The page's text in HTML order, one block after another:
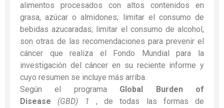
alimentos procesados con altos contenidos en
grasa, azúcar o almidones; limitar el consumo de
bebidas azucaradas; limitar el consumo de alcohol,
son otras de las recomendaciones para prevenir el
cáncer que realiza el Fondo Mundial para la
investigación del cáncer en su reciente informe y
cuyo resumen se incluye más arriba.
Según el programa Global Burden of
Disease (GBD) 1 , de todas las formas de